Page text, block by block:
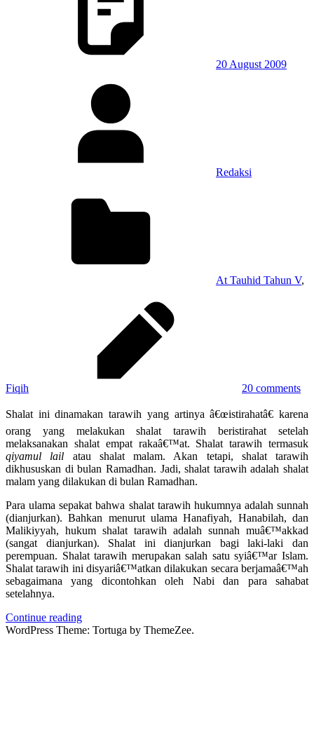
20 August 2009
Redaksi
At Tauhid Tahun V,
Fiqih 20 comments
Shalat ini dinamakan tarawih yang artinya â€œistirahatâ€ karena
orang yang melakukan shalat tarawih beristirahat setelah
melaksanakan shalat empat rakaâ€™at. Shalat tarawih termasuk
qiyamul lail atau shalat malam. Akan tetapi, shalat tarawih
dikhususkan di bulan Ramadhan. Jadi, shalat tarawih adalah shalat
malam yang dilakukan di bulan Ramadhan.
Para ulama sepakat bahwa shalat tarawih hukumnya adalah sunnah
(dianjurkan). Bahkan menurut ulama Hanafiyah, Hanabilah, dan
Malikiyyah, hukum shalat tarawih adalah sunnah muâ€™akkad
(sangat dianjurkan). Shalat ini dianjurkan bagi laki-laki dan
perempuan. Shalat tarawih merupakan salah satu syiâ€™ar Islam.
Shalat tarawih ini disyariâ€™atkan dilakukan secara berjamaâ€™ah
sebagaimana yang dicontohkan oleh Nabi dan para sahabat
setelahnya.
Continue reading
WordPress Theme: Tortuga by ThemeZee.